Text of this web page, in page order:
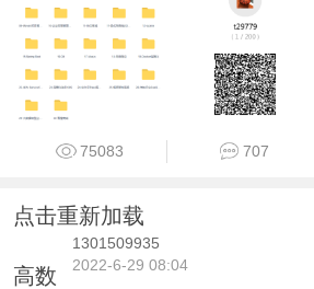
75083 707
点击重新加载
1301509935
2022-6-29 08:04
高数